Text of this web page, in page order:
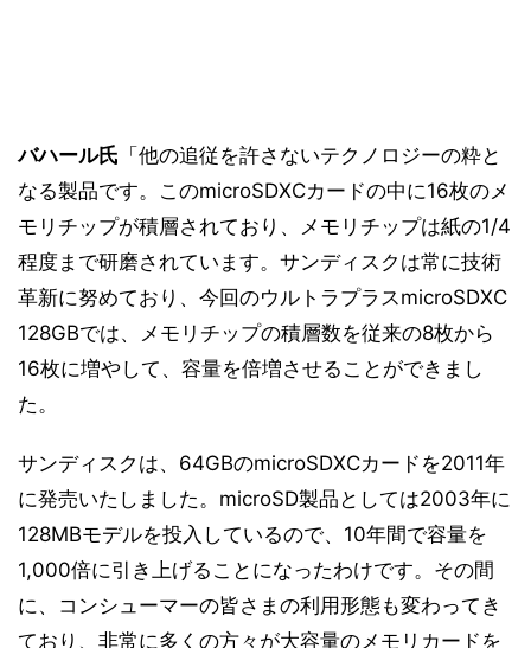
バハール氏 「他の追従を許さないテクノロジーの粋と
なる製品です。このmicroSDXCカードの中に16枚のメ
モリチップが積層されており、メモリチップは紙の1/4
程度まで研磨されています。サンディスクは常に技術
革新に努めており、今回のウルトラプラスmicroSDXC
128GBでは、メモリチップの積層数を従来の8枚から
16枚に増やして、容量を倍増させることができまし
た。
サンディスクは、64GBのmicroSDXCカードを2011年
に発売いたしました。microSD製品としては2003年に
128MBモデルを投入しているので、10年間で容量を
1,000倍に引き上げることになったわけです。その間
に、コンシューマーの皆さまの利用形態も変わってき
ており、非常に多くの方々が大容量のメモリカードを